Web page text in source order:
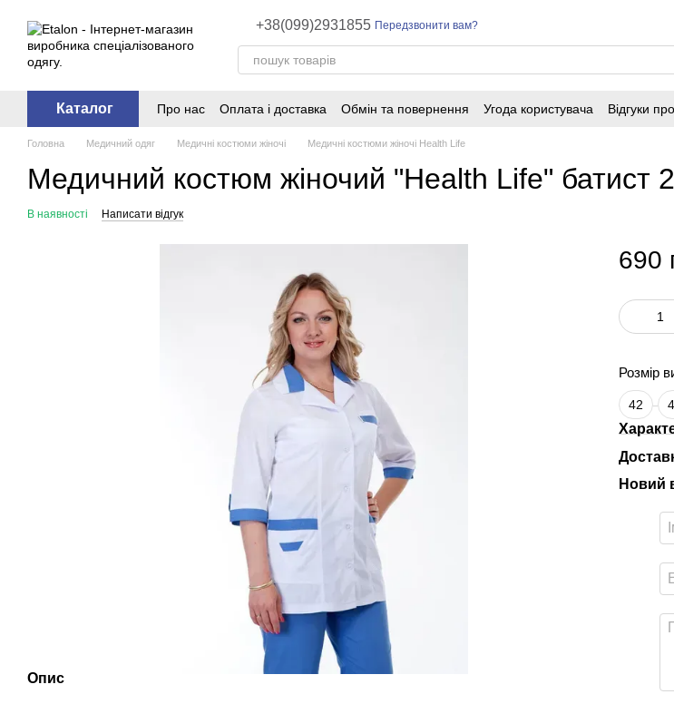
+38(099)2931855 Передзвонити вам?
Каталог Про нас Оплата і доставка Обмін та повернення Угода користувача Відгуки
Головна Медичний одяг Медичні костюми жіночі Медичні костюми жіночі Health Life
Медичний костюм жіночий "Health Life" батист
В наявності Написати відгук
Опис
690
Розмір
42
Новий